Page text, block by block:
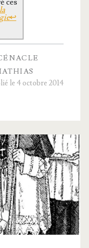
ces
↩
le 4 octobre 2014